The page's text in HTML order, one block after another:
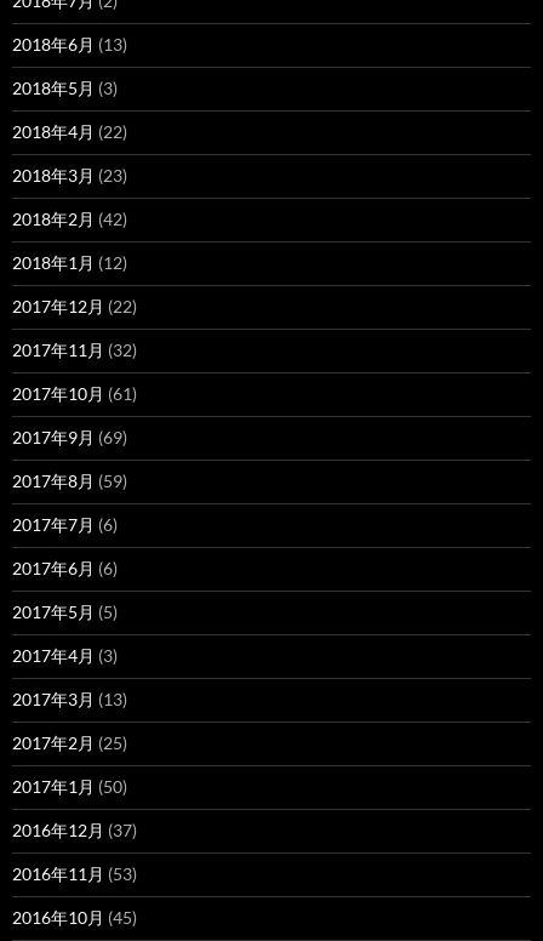
2018年6月 (13)
2018年5月 (3)
2018年4月 (22)
2018年3月 (23)
2018年2月 (42)
2018年1月 (12)
2017年12月 (22)
2017年11月 (32)
2017年10月 (61)
2017年9月 (69)
2017年8月 (59)
2017年7月 (6)
2017年6月 (6)
2017年5月 (5)
2017年4月 (3)
2017年3月 (13)
2017年2月 (25)
2017年1月 (50)
2016年12月 (37)
2016年11月 (53)
2016年10月 (45)